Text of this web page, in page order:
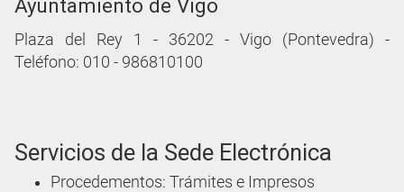
Ayuntamiento de Vigo
Plaza del Rey 1 - 36202 - Vigo (Pontevedra) -
Teléfono: 010 - 986810100
Servicios de la Sede Electrónica
Procedementos: Trámites e Impresos